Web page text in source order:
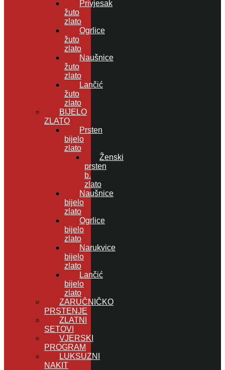
Privjesak
žuto
zlato
Ogrlice
žuto
zlato
Naušnice
žuto
zlato
Lančić
žuto
zlato
BIJELO
ZLATO
Prsten
bijelo
zlato
Ženski
prsten
b.
zlato
Naušnice
bijelo
zlato
Ogrlice
bijelo
zlato
Narukvice
bijelo
zlato
Lančić
bijelo
zlato
ZARUČNIČKO
PRSTENJE
ZLATNI
SETOVI
VJERSKI
PROGRAM
LUKSUZNI
NAKIT